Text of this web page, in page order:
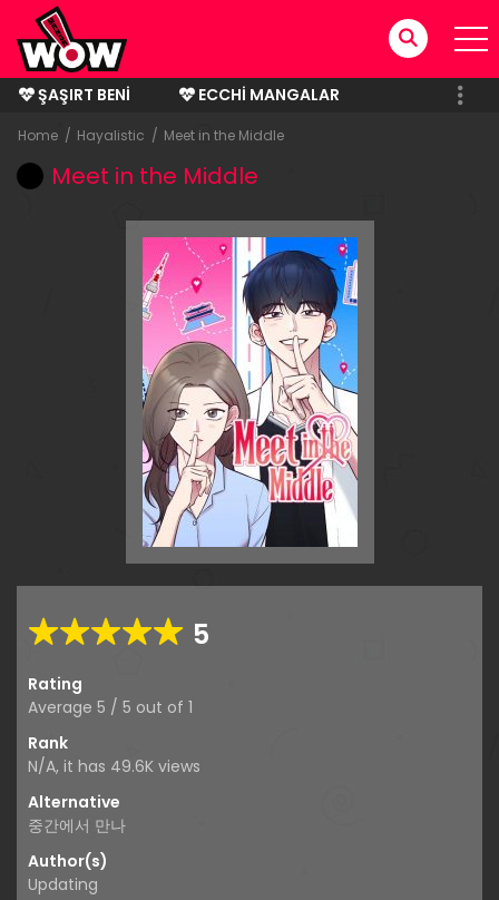
ŞAŞIRT BENI
ECCHI MANGALAR
BITMIŞ MANGALAR
Home Hayalistic Meet in the Middle
Meet in the Middle
5
Rating
Average 5 / 5 out of 1
Rank
N/A, it has 49.6K views
Alternative
중간에서 만나
Author(s)
Updating